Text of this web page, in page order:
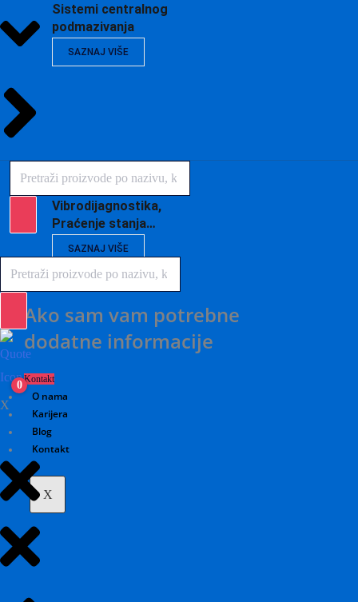
Sistemi centralnog
podmazivanja
SAZNAJ VIŠE
Vibrodijagnostika,
Praćenje stanja…
SAZNAJ VIŠE
Ako sam vam potrebne
dodatne informacije
Kontakt
O nama
Karijera
Blog
Kontakt
X
Products
search
Products
search
0
X